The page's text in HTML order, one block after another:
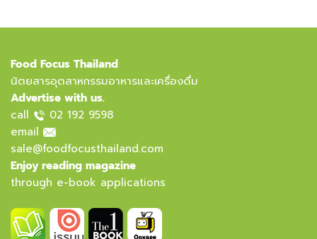
Food Focus Thailand
นิตยสารอุตสาหกรรมอาหารและเครื่องดื่ม
Advertise with us.
call
02 192 9598
email
sale@foodfocusthailand.com
Enjoy reading magazine
through e-book applications